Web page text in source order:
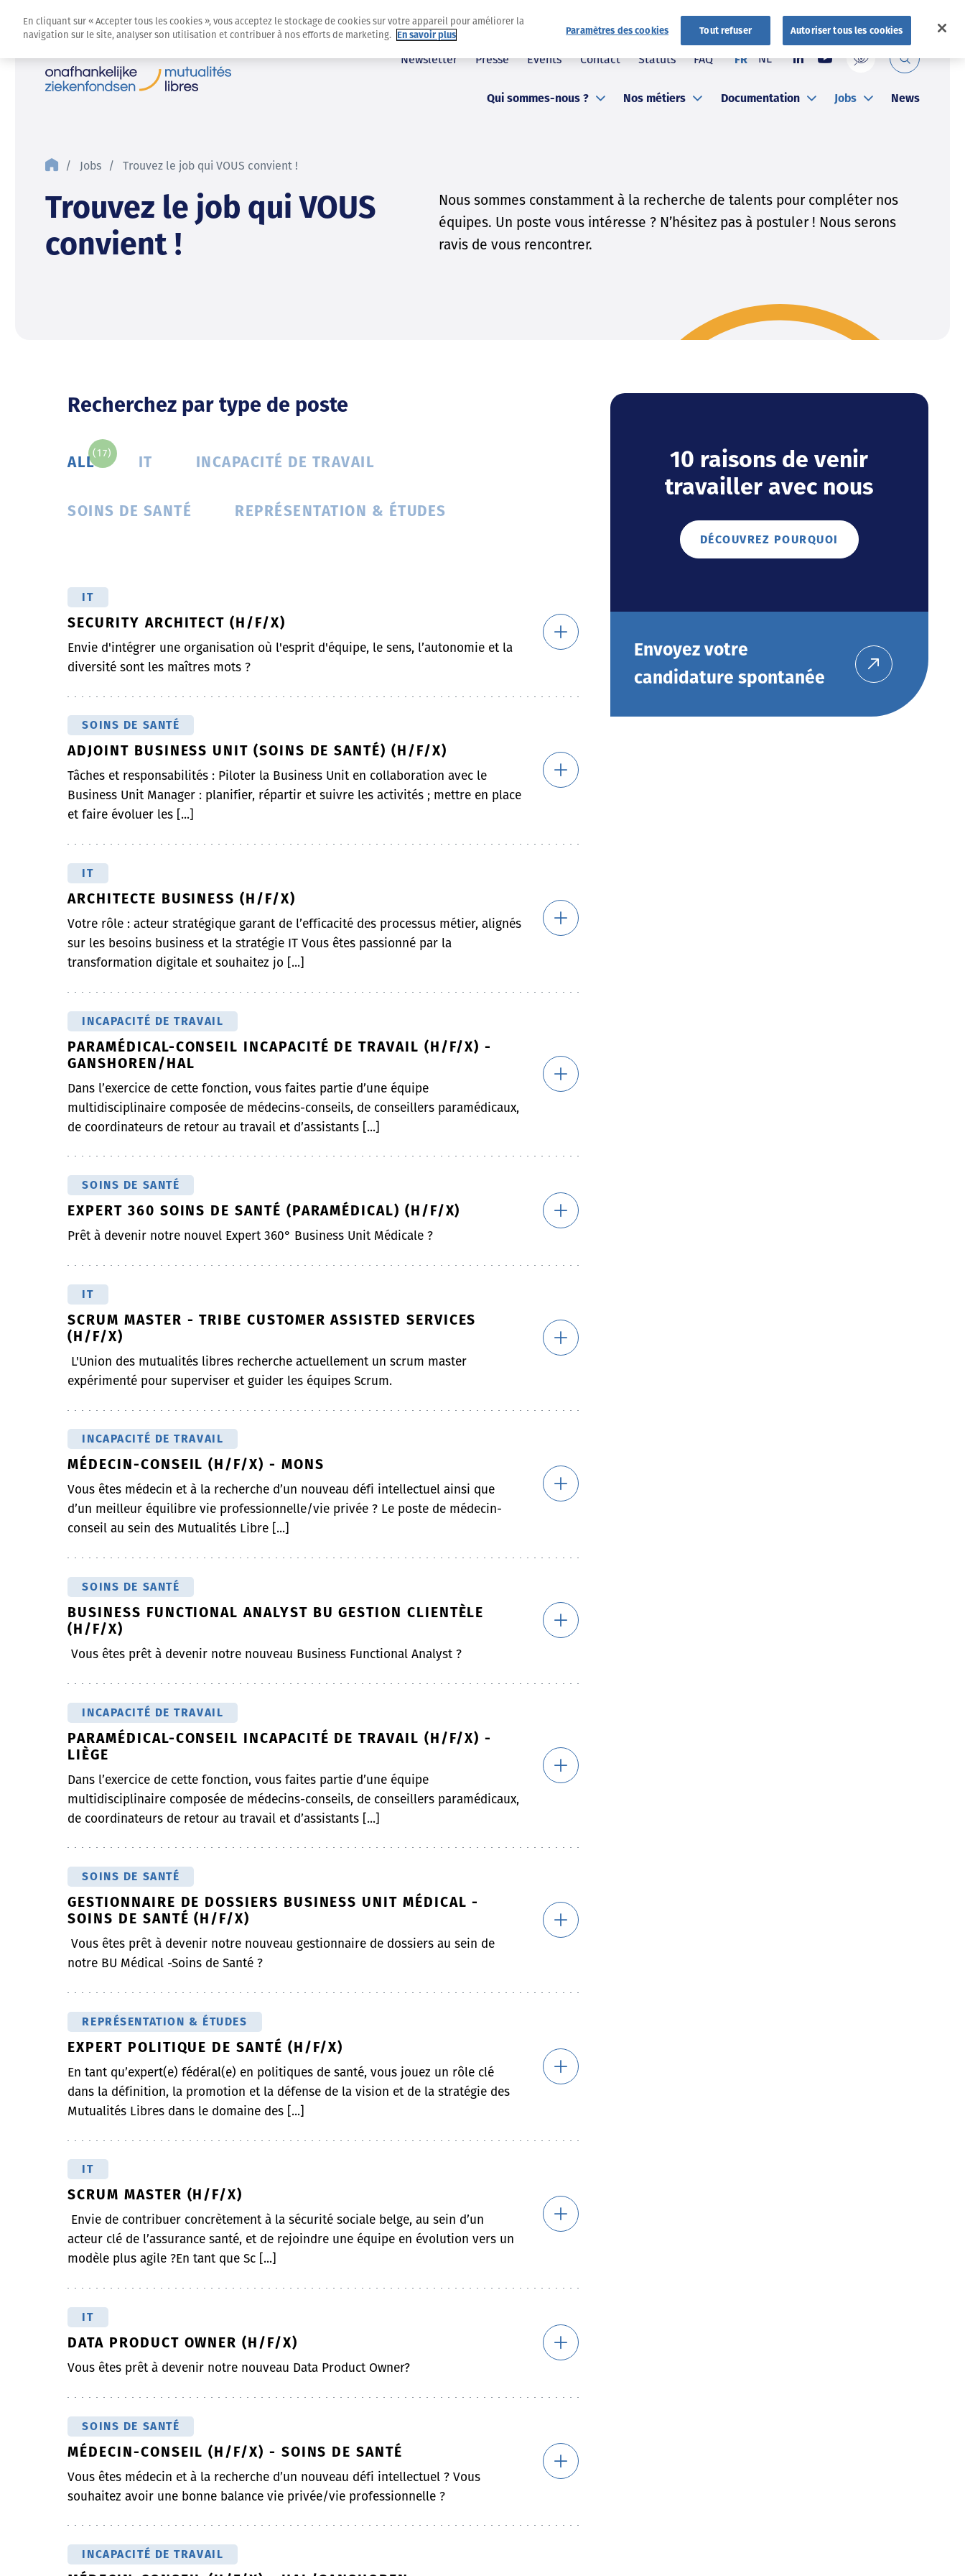
Qui sommes-nous ? Nos métiers Documentation Jobs News
Newsletter Presse Events Contact Statuts FAQ FR NL
Jobs Trouvez le job qui VOUS convient !
Trouvez le job qui VOUS
convient !
Nous sommes constamment à la recherche de talents pour compléter nos
équipes. Un poste vous intéresse ? N’hésitez pas à postuler ! Nous serons
ravis de vous rencontrer.
Recherchez par type de poste
ALL
(17)
IT INCAPACITÉ DE TRAVAIL
SOINS DE SANTÉ REPRÉSENTATION & ÉTUDES
IT
SECURITY ARCHITECT (H/F/X)
Envie d'intégrer une organisation où l'esprit d'équipe, le sens, l’autonomie et la
diversité sont les maîtres mots ?
SOINS DE SANTÉ
ADJOINT BUSINESS UNIT (SOINS DE SANTÉ) (H/F/X)
Tâches et responsabilités : Piloter la Business Unit en collaboration avec le
Business Unit Manager : planifier, répartir et suivre les activités ; mettre en place
et faire évoluer les [...]
IT
ARCHITECTE BUSINESS (H/F/X)
Votre rôle : acteur stratégique garant de l’efficacité des processus métier, alignés
sur les besoins business et la stratégie IT Vous êtes passionné par la
transformation digitale et souhaitez jo [...]
INCAPACITÉ DE TRAVAIL
PARAMÉDICAL-CONSEIL INCAPACITÉ DE TRAVAIL (H/F/X) -
GANSHOREN/HAL
Dans l’exercice de cette fonction, vous faites partie d’une équipe
multidisciplinaire composée de médecins-conseils, de conseillers paramédicaux,
de coordinateurs de retour au travail et d’assistants [...]
SOINS DE SANTÉ
EXPERT 360 SOINS DE SANTÉ (PARAMÉDICAL) (H/F/X)
Prêt à devenir notre nouvel Expert 360° Business Unit Médicale ?
IT
SCRUM MASTER - TRIBE CUSTOMER ASSISTED SERVICES
(H/F/X)
L'Union des mutualités libres recherche actuellement un scrum master
expérimenté pour superviser et guider les équipes Scrum.
INCAPACITÉ DE TRAVAIL
MÉDECIN-CONSEIL (H/F/X) - MONS
Vous êtes médecin et à la recherche d’un nouveau défi intellectuel ainsi que
d’un meilleur équilibre vie professionnelle/vie privée ? Le poste de médecin-
conseil au sein des Mutualités Libre [...]
SOINS DE SANTÉ
BUSINESS FUNCTIONAL ANALYST BU GESTION CLIENTÈLE
(H/F/X)
Vous êtes prêt à devenir notre nouveau Business Functional Analyst ?
INCAPACITÉ DE TRAVAIL
PARAMÉDICAL-CONSEIL INCAPACITÉ DE TRAVAIL (H/F/X) -
LIÈGE
Dans l’exercice de cette fonction, vous faites partie d’une équipe
multidisciplinaire composée de médecins-conseils, de conseillers paramédicaux,
de coordinateurs de retour au travail et d’assistants [...]
SOINS DE SANTÉ
GESTIONNAIRE DE DOSSIERS BUSINESS UNIT MÉDICAL -
SOINS DE SANTÉ (H/F/X)
Vous êtes prêt à devenir notre nouveau gestionnaire de dossiers au sein de
notre BU Médical -Soins de Santé ?
REPRÉSENTATION & ÉTUDES
EXPERT POLITIQUE DE SANTÉ (H/F/X)
En tant qu’expert(e) fédéral(e) en politiques de santé, vous jouez un rôle clé
dans la définition, la promotion et la défense de la vision et de la stratégie des
Mutualités Libres dans le domaine des [...]
IT
SCRUM MASTER (H/F/X)
Envie de contribuer concrètement à la sécurité sociale belge, au sein d’un
acteur clé de l’assurance santé, et de rejoindre une équipe en évolution vers un
modèle plus agile ?En tant que Sc [...]
IT
DATA PRODUCT OWNER (H/F/X)
Vous êtes prêt à devenir notre nouveau Data Product Owner?
SOINS DE SANTÉ
MÉDECIN-CONSEIL (H/F/X) - SOINS DE SANTÉ
Vous êtes médecin et à la recherche d’un nouveau défi intellectuel ? Vous
souhaitez avoir une bonne balance vie privée/vie professionnelle ?
INCAPACITÉ DE TRAVAIL
10 raisons de venir
travailler avec nous
DÉCOUVREZ POURQUOI
Envoyez votre
candidature spontanée
En cliquant sur « Accepter tous les cookies », vous acceptez le stockage de cookies sur votre appareil pour améliorer la
navigation sur le site, analyser son utilisation et contribuer à nos efforts de marketing. En savoir plus Paramètres des cookies Tout refuser Autoriser tous les cookies